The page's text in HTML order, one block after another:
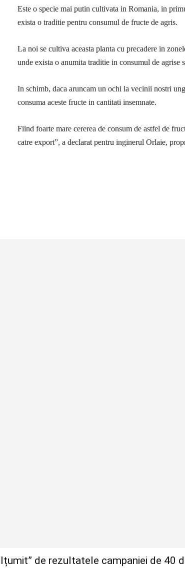
Este o specie mai putin cultivata in Romania, in
exista o traditie pentru consumul de fructe de agris.
La noi se cultiva aceasta planta cu precadere in
unde exista o anumita traditie in consumul de agrise
In schimb, daca aruncam un ochi la vecinii nostri
consuma aceste fructe in cantitati insemnate.
Fiind foarte mare cererea de consum de astfel de
catre export”, a declarat pentru inginerul Orlaie,
de rezultatele campaniei de 40